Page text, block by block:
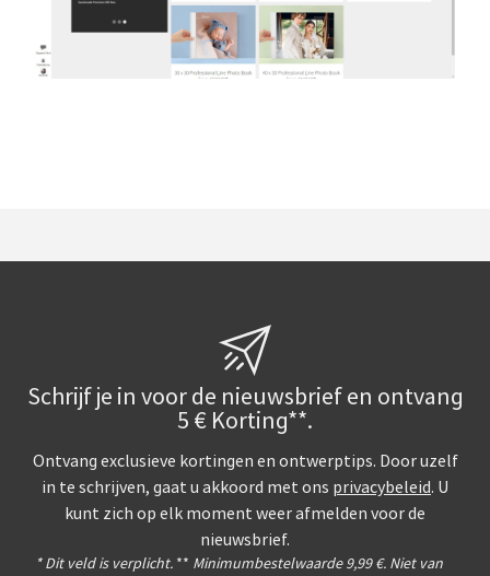
Schrijf je in voor de nieuwsbrief en ontvang
5 € Korting**.
Ontvang exclusieve kortingen en ontwerptips. Door uzelf
in te schrijven, gaat u akkoord met ons privacybeleid. U
kunt zich op elk moment weer afmelden voor de
nieuwsbrief.
* Dit veld is verplicht. ** Minimumbestelwaarde 9,99 €. Niet van